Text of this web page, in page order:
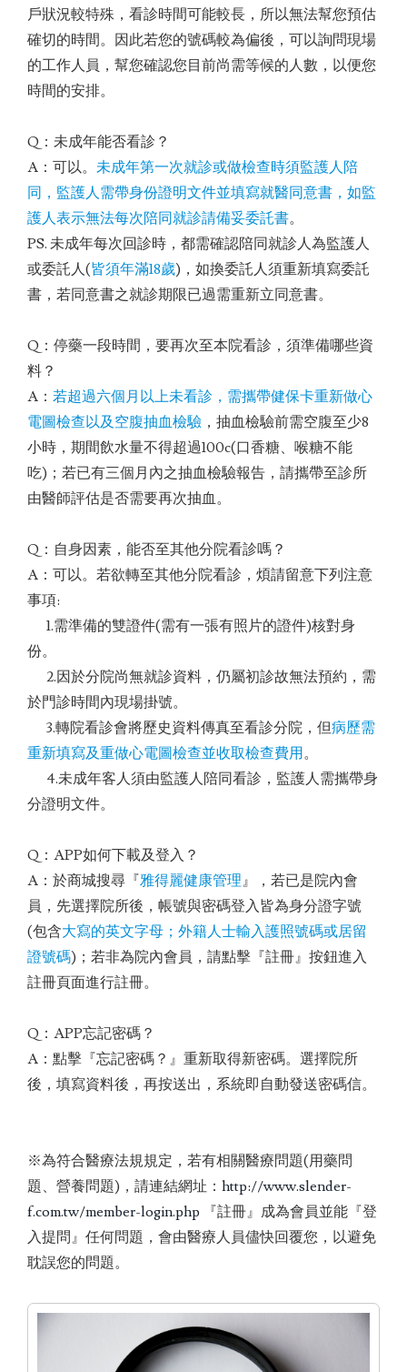
戶狀況較特殊，看診時間可能較長，所以無法幫您預估
確切的時間。因此若您的號碼較為偏後，可以詢問現場
的工作人員，幫您確認您目前尚需等候的人數，以便您
時間的安排。
Q：未成年能否看診？
A：可以。 未成年第一次就診或做檢查時須監護人陪
同，監護人需帶身份證明文件並填寫就醫同意書，如監
護人表示無法每次陪同就診請備妥委託書。
PS. 未成年每次回診時，都需確認陪同就診人為監護人
或委託人(皆須年滿18歲)，如換委託人須重新填寫委託
書，若同意書之就診期限已過需重新立同意書。
Q：停藥一段時間，要再次至本院看診，須準備哪些資
料？
A： 若超過六個月以上未看診，需攜帶健保卡重新做心
電圖檢查以及空腹抽血檢驗 ，抽血檢驗前需空腹至少8
小時，期間飲水量不得超過100c(口香糖、喉糖不能
吃)；若已有三個月內之抽血檢驗報告，請攜帶至診所
由醫師評估是否需要再次抽血。
Q：自身因素，能否至其他分院看診嗎？
A：可以。若欲轉至其他分院看診，煩請留意下列注意
事項:
1.需準備的雙證件(需有一張有照片的證件)核對身
份。
2.因於分院尚無就診資料，仍屬初診故無法預約，需
於門診時間內現場掛號。
3.轉院看診會將歷史資料傳真至看診分院，但病歷需
重新填寫及重做心電圖檢查並收取檢查費用。
4.未成年客人須由監護人陪同看診，監護人需攜帶身
分證明文件。
Q：APP如何下載及登入？
A：於商城搜尋『雅得麗健康管理』，若已是院內會
員，先選擇院所後，帳號與密碼登入皆為身分證字號
(包含大寫的英文字母；外籍人士輸入護照號碼或居留
證號碼)；若非為院內會員，請點擊『註冊』按鈕進入
註冊頁面進行註冊。
Q：APP忘記密碼？
A：點擊『忘記密碼？』重新取得新密碼。選擇院所
後，填寫資料後，再按送出，系統即自動發送密碼信。
※為符合醫療法規規定，若有相關醫療問題(用藥問
題、營養問題)，請連結網址： http://www.slender-
f.com.tw/member-login.php 『註冊』成為會員並能『登
入提問』任何問題，會由醫療人員儘快回覆您，以避免
耽誤您的問題。